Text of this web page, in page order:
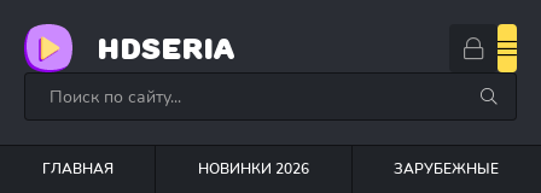
HDSERIA
ГЛАВНАЯ НОВИНКИ 2026 ЗАРУБЕЖНЫЕ